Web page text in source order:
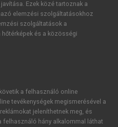
Ezek közé tartoznak a
elemzési szolgáltatásokhoz
szolgáltatások a
hőtérképek és a közösségi
a felhasználó online
tevékenységek megismerésével a
jeleníthetnek meg, és
felhasználó hány alkalommal láthat